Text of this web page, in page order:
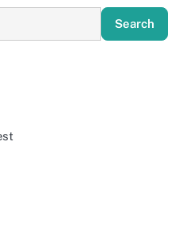
Search